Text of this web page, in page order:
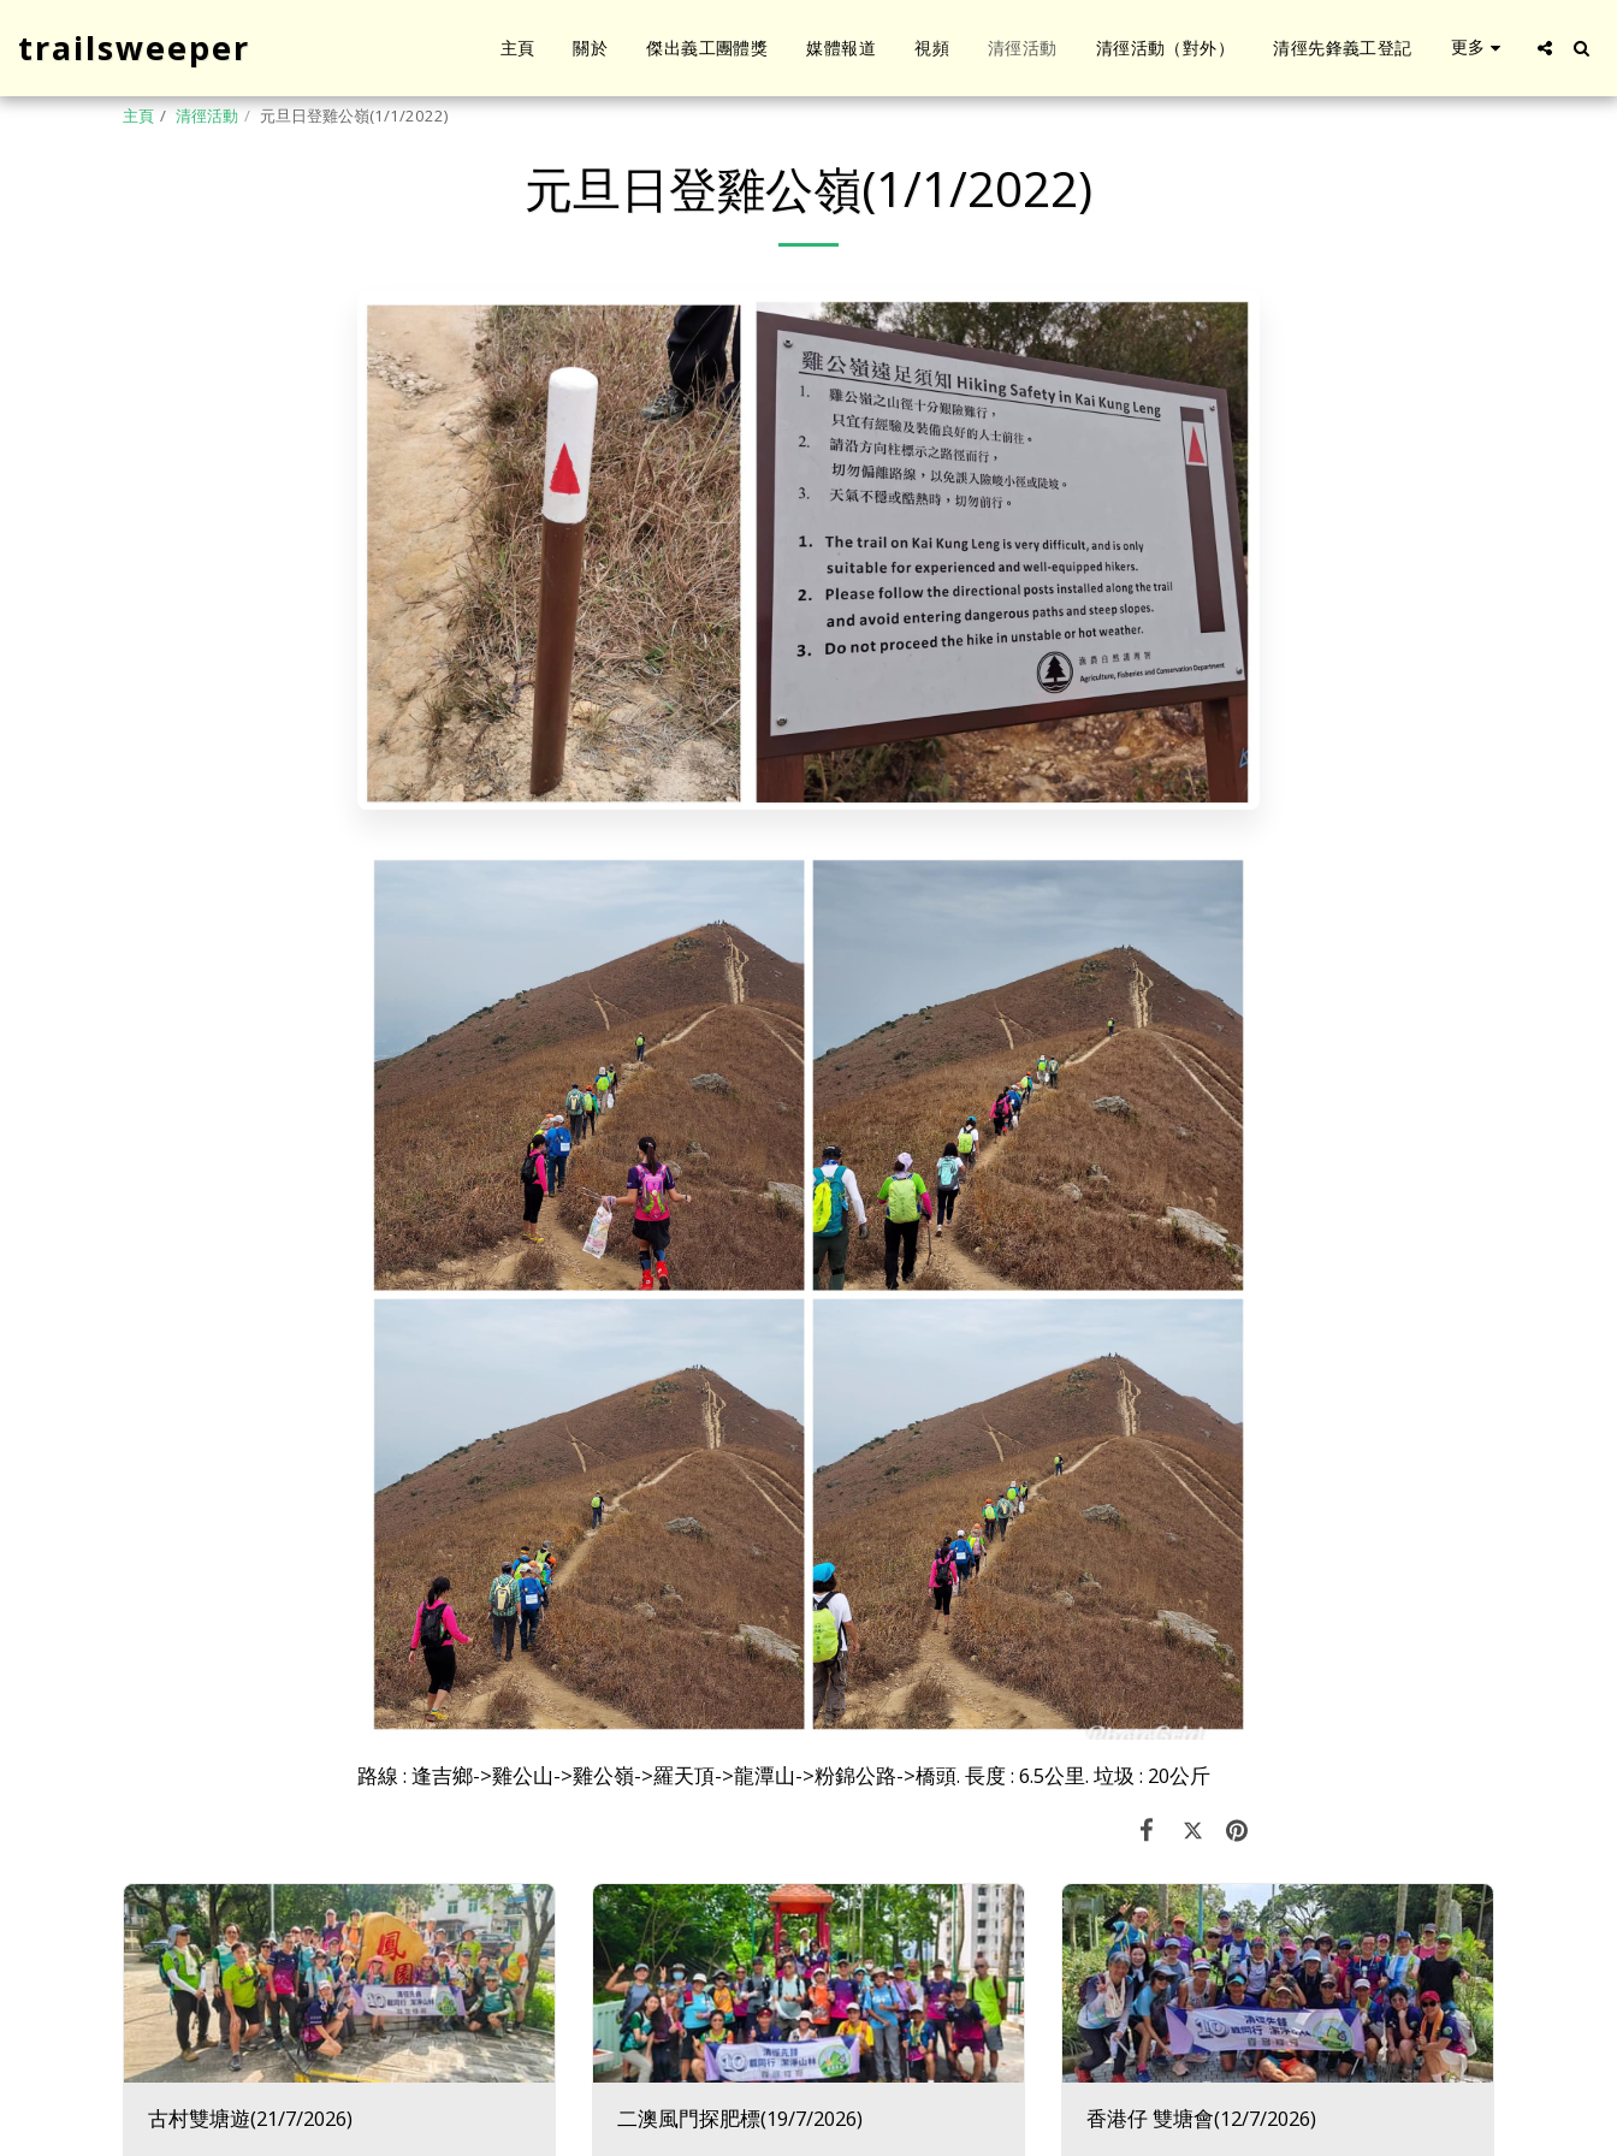
trailsweeper 主頁 關於 傑出義工團體獎 媒體報道 視頻 清徑活動 清徑活動（對外） 清徑先鋒義工登記 更多
主頁 清徑活動 元旦日登雞公嶺(1/1/2022)
元旦日登雞公嶺(1/1/2022)
路線 : 逢吉鄉->雞公山->雞公嶺->羅天頂->龍潭山->粉錦公路->橋頭. 長度 : 6.5公里. 垃圾 : 20公斤
古村雙塘遊(21/7/2026) 二澳風門探肥標(19/7/2026) 香港仔 雙塘會(12/7/2026)